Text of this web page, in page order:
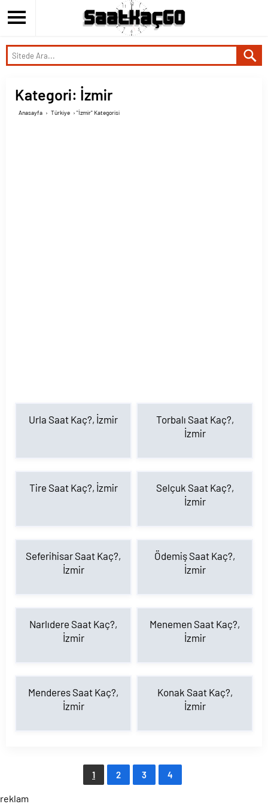
Kategori: İzmir
Anasayfa › Türkiye › "İzmir" Kategorisi
Urla Saat Kaç?, İzmir
Torbalı Saat Kaç?,
İzmir
Tire Saat Kaç?, İzmir
Selçuk Saat Kaç?,
İzmir
Seferihisar Saat Kaç?,
İzmir
Ödemiş Saat Kaç?,
İzmir
Narlıdere Saat Kaç?,
İzmir
Menemen Saat Kaç?,
İzmir
Menderes Saat Kaç?,
İzmir
Konak Saat Kaç?,
İzmir
1 2 3 4
reklam